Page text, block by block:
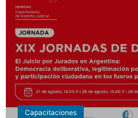
Capacitaciones